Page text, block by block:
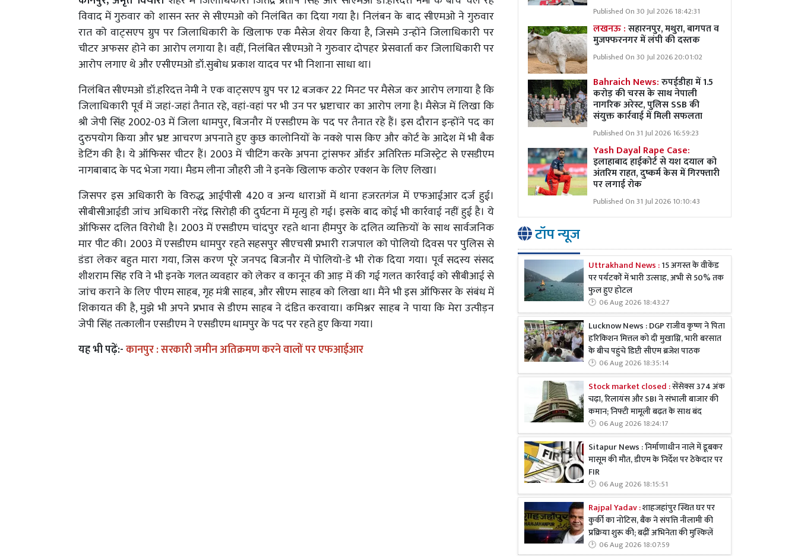
विवाद में गुरुवार को शासन स्तर से सीएमओ को निलंबित का दिया गया है। निलंबन के बाद सीएमओ ने गुरुवार
रात को वाट्सएप ग्रुप पर जिलाधिकारी के खिलाफ एक मैसेज शेयर किया है, जिसमे उन्होंने जिलाधिकारी पर
चीटर अफसर होने का आरोप लगाया है। वहीं, निलंबित सीएमओ ने गुरुवार दोपहर प्रेसवार्ता कर जिलाधिकारी पर
आरोप लगाए थे और एसीएमओ डॉ.सुबोध प्रकाश यादव पर भी निशाना साधा था।
निलंबित सीएमओ डॉ.हरिदत्त नेमी ने एक वाट्सएप ग्रुप पर 12 बजकर 22 मिनट पर मैसेज कर आरोप लगाया है कि
जिलाधिकारी पूर्व में जहां-जहां तैनात रहे, वहां-वहां पर भी उन पर भ्रष्टाचार का आरोप लगा है। मैसेज में लिखा कि
श्री जेपी सिंह 2002-03 में जिला धामपुर, बिजनौर में एसडीएम के पद पर तैनात रहे हैं। इस दौरान इन्होंने पद का
दुरुपयोग किया और भ्रष्ट आचरण अपनाते हुए कुछ कालोनियों के नक्शे पास किए और कोर्ट के आदेश में भी बैक
डेटिंग की है। ये ऑफिसर चीटर हैं। 2003 में चीटिंग करके अपना ट्रांसफर ऑर्डर अतिरिक्त मजिस्ट्रेट से एसडीएम
नागबाबाद के पद भेजा गया। मैडम लीना जौहरी जी ने इनके खिलाफ कठोर एक्शन के लिए लिखा।
जिसपर इस अधिकारी के विरुद्ध आईपीसी 420 व अन्य धाराओं में थाना हजरतगंज में एफआईआर दर्ज हुई।
सीबीसीआईडी जांच अधिकारी नरेंद्र सिरोही की दुर्घटना में मृत्यु हो गई। इसके बाद कोई भी कार्रवाई नहीं हुई है। ये
ऑफिसर दलित विरोधी है। 2003 में एसडीएम चांदपुर रहते थाना हीमपुर के दलित व्यक्तियों के साथ सार्वजनिक
मार पीट की। 2003 में एसडीएम धामपुर रहते सहसपुर सीएचसी प्रभारी राजपाल को पोलियो दिवस पर पुलिस से
डंडा लेकर बहुत मारा गया, जिस करण पूरे जनपद बिजनौर में पोलियो-डे भी रोक दिया गया। पूर्व सदस्य संसद
शीशराम सिंह रवि ने भी इनके गलत व्यवहार को लेकर व कानून की आड़ में की गई गलत कार्रवाई को सीबीआई से
जांच कराने के लिए पीएम साहब, गृह मंत्री साहब, और सीएम साहब को लिखा था। मैंने भी इस ऑफिसर के संबंध में
शिकायत की है, मुझे भी अपने प्रभाव से डीएम साहब ने दंडित करवाया। कमिश्नर साहब ने पाया कि मेरा उत्पीड़न
जेपी सिंह तत्कालीन एसडीएम ने एसडीएम धामपुर के पद पर रहते हुए किया गया।
यह भी पढ़ें:-कानपुर : सरकारी जमीन अतिक्रमण करने वालों पर एफआईआर
Published On 30 Jul 2026 18:42:31
लखनऊ :सहारनपुर, मथुरा, बागपत व
मुजफ्फरनगर में लंपी की दस्तक
Published On 30 Jul 2026 20:01:02
Bahraich News:रुपईडीहा में 1.5
करोड़ की चरस के साथ नेपाली
नागरिक अरेस्ट, पुलिस SSB की
संयुक्त कार्रवाई में मिली सफलता
Published On 31 Jul 2026 16:59:23
Yash Dayal Rape Case:
इलाहाबाद हाईकोर्ट से यश दयाल को
अंतरिम राहत, दुष्कर्म केस में गिरफ्तारी
पर लगाई रोक
Published On 31 Jul 2026 10:10:43
टॉप न्यूज
Uttrakhand News :15 अगस्त के वीकेंड
पर पर्यटकों में भारी उत्साह, अभी से 50% तक
फुल हुए होटल
06 Aug 2026 18:43:27
Lucknow News : DGP राजीव कृष्ण ने पिता
हरिकिशन मित्तल को दी मुखाग्नि, भारी बरसात
के बीच पहुंचे डिप्टी सीएम ब्रजेश पाठक
06 Aug 2026 18:35:14
Stock market closed :सेंसेक्स 374 अंक
चढ़ा, रिलायंस और SBI ने संभाली बाजार की
कमान; निफ्टी मामूली बढ़त के साथ बंद
06 Aug 2026 18:24:17
Sitapur News : निर्माणाधीन नाले में डूबकर
मासूम की मौत, डीएम के निर्देश पर ठेकेदार पर
FIR
06 Aug 2026 18:15:51
Rajpal Yadav :शाहजहांपुर स्थित घर पर
कुर्की का नोटिस, बैंक ने संपत्ति नीलामी की
प्रक्रिया शुरू की; बढ़ीं अभिनेता की मुश्किलें
06 Aug 2026 18:07:59